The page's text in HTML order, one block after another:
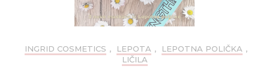
INGRID COSMETICS , LEPOTA , LEPOTNA POLIČKA ,
LIČILA